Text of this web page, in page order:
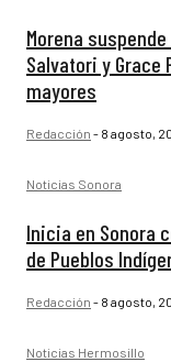
Morena
Salvatori y
mayores
Redacción - 8 agosto,
Noticias Sonora
Inicia en Sonora
de Pueblos
Redacción - 8 agosto,
Noticias Hermosillo